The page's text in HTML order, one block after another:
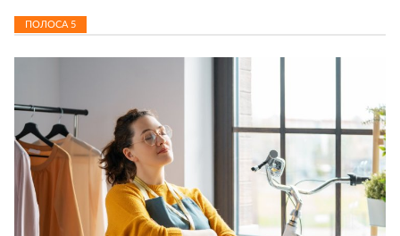
ПОЛОСА5